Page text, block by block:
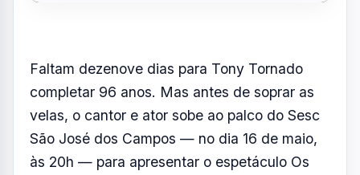
Faltam dezenove dias para Tony Tornado
completar 96 anos. Mas antes de soprar as
velas, o cantor e ator sobe ao palco do Sesc
São José dos Campos — no dia 16 de maio,
às 20h — para apresentar o espetáculo Os